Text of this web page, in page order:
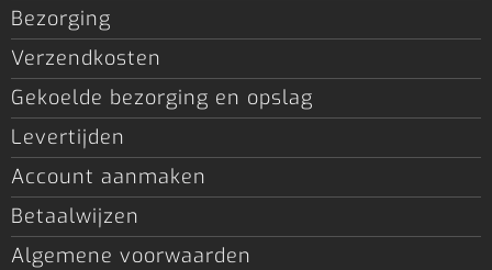
Bezorging
Verzendkosten
Gekoelde bezorging en opslag
Levertijden
Account aanmaken
Betaalwijzen
Algemene voorwaarden